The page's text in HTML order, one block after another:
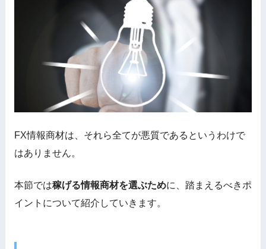
FX情報商材は、それら全てが悪質であるというわけで
はありません。
本節では稼げる情報商材を選ぶために、踏まえるべきポ
イントについて紹介していきます。